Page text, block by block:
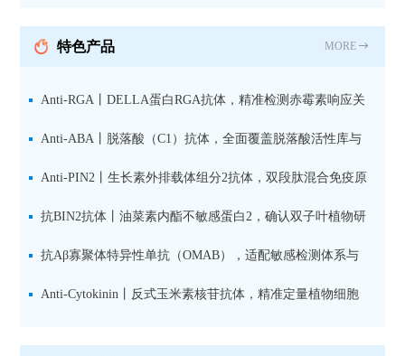
抗 现货
特色产品 MORE
Anti-RGA丨DELLA蛋白RGA抗体，精准检测赤霉素响应关
键抑制因子
Anti-ABA丨脱落酸（C1）抗体，全面覆盖脱落酸活性库与
储存库
Anti-PIN2丨生长素外排载体组分2抗体，双段肽混合免疫原
设计方案
抗BIN2抗体丨油菜素内酯不敏感蛋白2，确认双子叶植物研
究数据特异性
抗Aβ寡聚体特异性单抗（OMAB），适配敏感检测体系与
活细胞实验
Anti-Cytokinin丨反式玉米素核苷抗体，精准定量植物细胞